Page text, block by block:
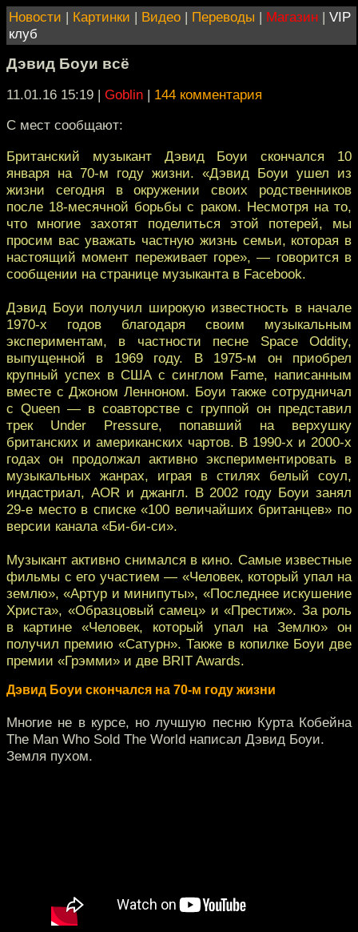
Новости | Картинки | Видео | Переводы | Магазин | VIP
клуб
Дэвид Боуи всё
11.01.16 15:19 | Goblin | 144 комментария
С мест сообщают:
Британский музыкант Дэвид Боуи скончался 10
января на 70-м году жизни. «Дэвид Боуи ушел из
жизни сегодня в окружении своих родственников
после 18-месячной борьбы с раком. Несмотря на то,
что многие захотят поделиться этой потерей, мы
просим вас уважать частную жизнь семьи, которая в
настоящий момент переживает горе», — говорится в
сообщении на странице музыканта в Facebook.
Дэвид Боуи получил широкую известность в начале
1970-х годов благодаря своим музыкальным
экспериментам, в частности песне Space Oddity,
выпущенной в 1969 году. В 1975-м он приобрел
крупный успех в США с синглом Fame, написанным
вместе с Джоном Ленноном. Боуи также сотрудничал
с Queen — в соавторстве с группой он представил
трек Under Pressure, попавший на верхушку
британских и американских чартов. В 1990-х и 2000-х
годах он продолжал активно экспериментировать в
музыкальных жанрах, играя в стилях белый соул,
индастриал, AOR и джангл. В 2002 году Боуи занял
29-е место в списке «100 величайших британцев» по
версии канала «Би-би-си».
Музыкант активно снимался в кино. Самые известные
фильмы с его участием — «Человек, который упал на
землю», «Артур и минипуты», «Последнее искушение
Христа», «Образцовый самец» и «Престиж». За роль
в картине «Человек, который упал на Землю» он
получил премию «Сатурн». Также в копилке Боуи две
премии «Грэмми» и две BRIT Awards.
Дэвид Боуи скончался на 70-м году жизни
Многие не в курсе, но лучшую песню Курта Кобейна
The Man Who Sold The World написал Дэвид Боуи.
Земля пухом.